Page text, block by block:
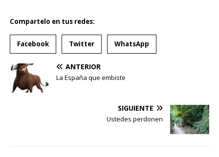
Compartelo en tus redes:
Facebook Twitter WhatsApp
ANTERIOR
La España que embiste
SIGUIENTE
Ustedes perdonen